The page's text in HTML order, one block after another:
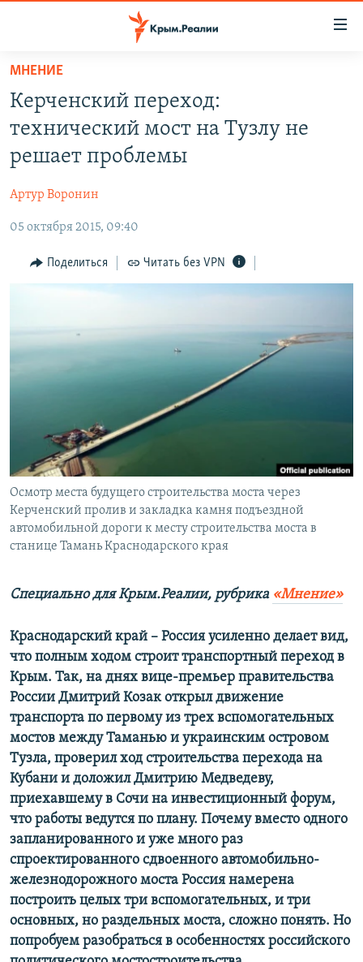
Вернуться
основному
содержанию
главной
навигации
Вернутся
поиску
СПЕЦПРОЕКТЫ
11 ЛЕТ ОККУПАЦИИ КРЫМА. 11 ИСТОРИЙ СОПРОТИВЛЕНИЯ
ЕЩЕ
ИНТЕРАКТИВ
ИНФОГРАФИКА
ТЕЛЕПРОЕКТ КРЫМ.РЕАЛИИ
ПРОПАВШИЕ БЕЗ ВЕСТИ
ELIFBE
УКРАИНСКАЯ ПРОБЛЕМА КРЫМА
РАДІО СВОБОДА
КАК ОБОЙТИ БЛОКИРОВКУ
Qırımtatar
ПРИСОЕДИНЯЙТЕСЬ!
Все сайты RFE/RL
МНЕНИЕ
Керченский переход:
технический мост на Тузлу не
решает проблемы
Артур Воронин
05 октября 2015, 09:40
Поделиться Читать без VPN
Осмотр места будущего строительства моста через
Керченский пролив и закладка камня подъездной
автомобильной дороги к месту строительства моста в
станице Тамань Краснодарского края
Cпециально для Крым.Реалии, рубрика «Мнение»
Краснодарский край – Россия усиленно делает вид,
что полным ходом строит транспортный переход в
Крым. Так, на днях вице-премьер правительства
России Дмитрий Козак открыл движение
транспорта по первому из трех вспомогательных
мостов между Таманью и украинским островом
Тузла, проверил ход строительства перехода на
Кубани и доложил Дмитрию Медведеву,
приехавшему в Сочи на инвестиционный форум,
что работы ведутся по плану. Почему вместо одного
запланированного и уже много раз
спроектированного сдвоенного автомобильно-
железнодорожного моста Россия намерена
построить целых три вспомогательных, и три
основных, но раздельных моста, сложно понять. Но
попробуем разобраться в особенностях российского